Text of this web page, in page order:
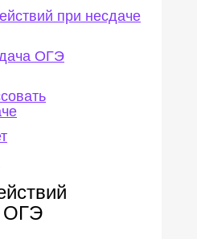
при несдаче
ОГЭ
ОГЭ